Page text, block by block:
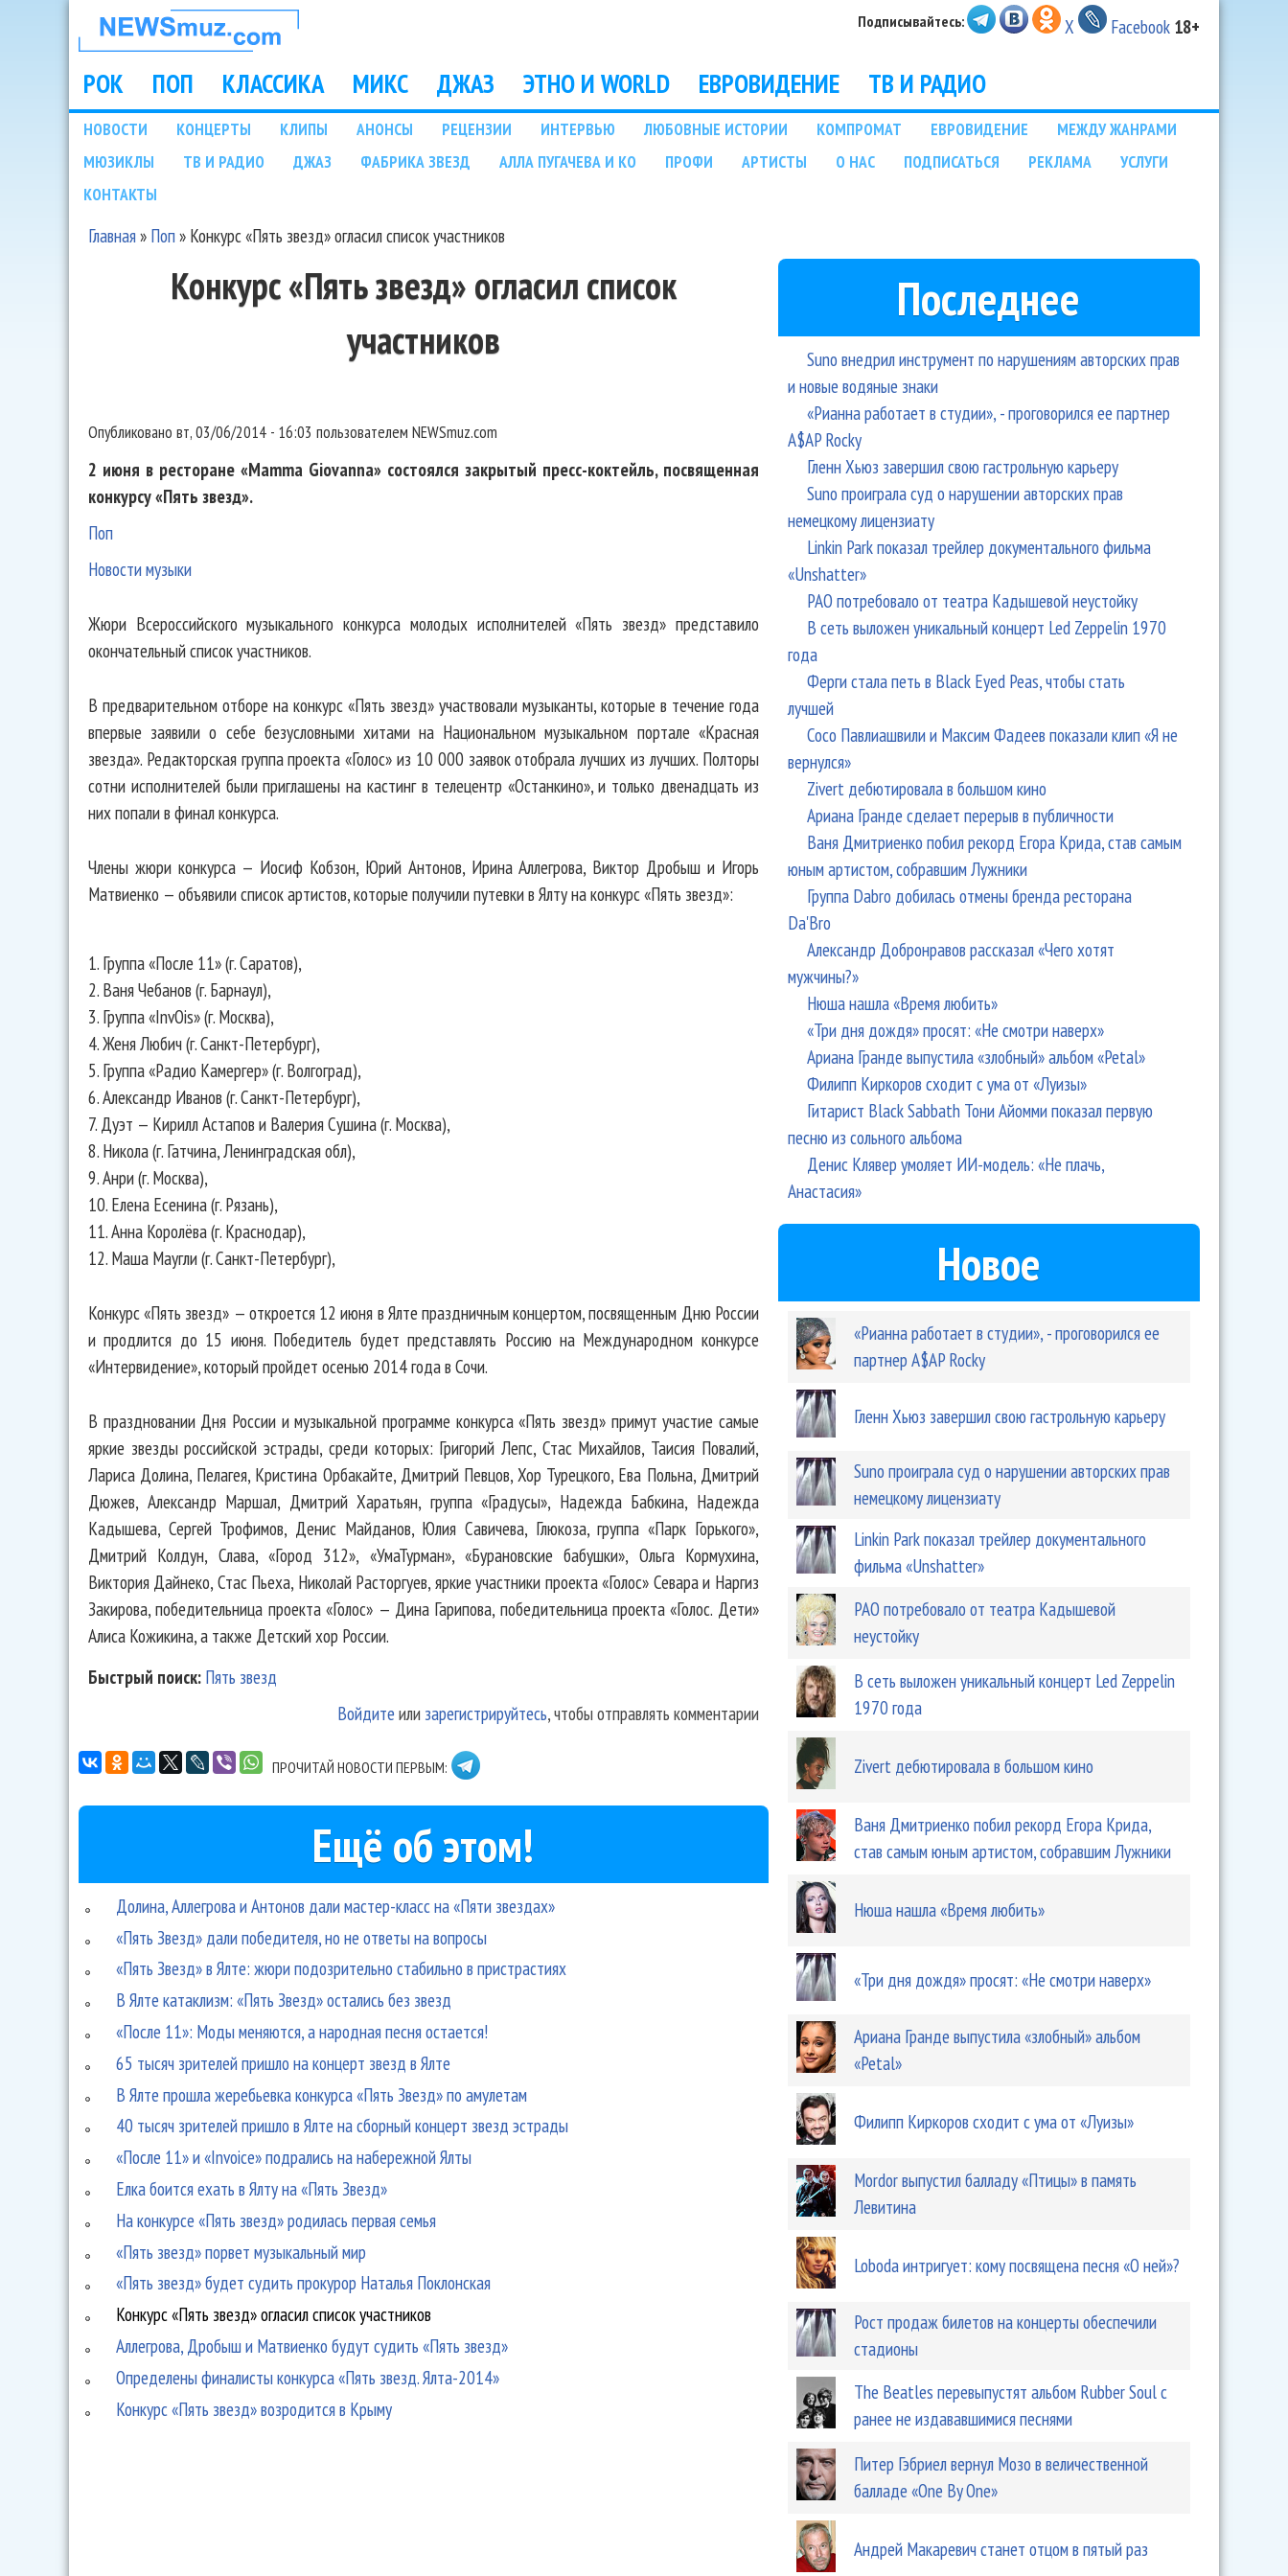
НОВОСТИ
МУЗЫКИ И
ШОУ БИЗНЕСА
NEWSMUZ.COM
Подписывайтесь: X Facebook 18+
Main menu
РОК ПОП КЛАССИКА МИКС ДЖАЗ ЭТНО И WORLD ЕВРОВИДЕНИЕ ТВ И РАДИО
Подразделы
НОВОСТИ КОНЦЕРТЫ КЛИПЫ АНОНСЫ РЕЦЕНЗИИ ИНТЕРВЬЮ ЛЮБОВНЫЕ ИСТОРИИ КОМПРОМАТ ЕВРОВИДЕНИЕ
МЕЖДУ ЖАНРАМИ
МЮЗИКЛЫ
ТВ И РАДИО ДЖАЗ ФАБРИКА ЗВЕЗД АЛЛА ПУГАЧЕВА И КО ПРОФИ АРТИСТЫ О НАС ПОДПИСАТЬСЯ РЕКЛАМА
УСЛУГИ
КОНТАКТЫ
Главная» Поп» Конкурс «Пять звезд» огласил список участников
Конкурс «Пять звезд» огласил список
участников
Опубликовано вт, 03/06/2014 - 16:03 пользователем NEWSmuz.com
2 июня в ресторане «Mamma Giovanna» состоялся закрытый пресс-коктейль, посвященная
конкурсу «Пять звезд».
Поп
Новости музыки
Жюри Всероссийского музыкального конкурса молодых исполнителей «Пять звезд» представило
окончательный список участников.
В предварительном отборе на конкурс «Пять звезд» участвовали музыканты, которые в течение года
впервые заявили о себе безусловными хитами на Национальном музыкальном портале «Красная
звезда». Редакторская группа проекта «Голос» из 10 000 заявок отобрала лучших из лучших. Полторы
сотни исполнителей были приглашены на кастинг в телецентр «Останкино», и только двенадцать из
них попали в финал конкурса.
Члены жюри конкурса — Иосиф Кобзон, Юрий Антонов, Ирина Аллегрова, Виктор Дробыш и Игорь
Матвиенко — объявили список артистов, которые получили путевки в Ялту на конкурс «Пять звезд»:
1. Группа «После 11» (г. Саратов),
2. Ваня Чебанов (г. Барнаул),
3. Группа «InvOis» (г. Москва),
4. Женя Любич (г. Санкт-Петербург),
5. Группа «Радио Камергер» (г. Волгоград),
6. Александр Иванов (г. Санкт-Петербург),
7. Дуэт — Кирилл Астапов и Валерия Сушина (г. Москва),
8. Никола (г. Гатчина, Ленинградская обл),
9. Анри (г. Москва),
10. Елена Есенина (г. Рязань),
11. Анна Королёва (г. Краснодар),
12. Маша Маугли (г. Санкт-Петербург),
Конкурс «Пять звезд» — откроется 12 июня в Ялте праздничным концертом, посвященным Дню России
и продлится до 15 июня. Победитель будет представлять Россию на Международном конкурсе
«Интервидение», который пройдет осенью 2014 года в Сочи.
В праздновании Дня России и музыкальной программе конкурса «Пять звезд» примут участие самые
яркие звезды российской эстрады, среди которых: Григорий Лепс, Стас Михайлов, Таисия Повалий,
Лариса Долина, Пелагея, Кристина Орбакайте, Дмитрий Певцов, Хор Турецкого, Ева Польна, Дмитрий
Дюжев, Александр Маршал, Дмитрий Харатьян, группа «Градусы», Надежда Бабкина, Надежда
Кадышева, Сергей Трофимов, Денис Майданов, Юлия Савичева, Глюкоза, группа «Парк Горького»,
Дмитрий Колдун, Слава, «Город 312», «УмаТурман», «Бурановские бабушки», Ольга Кормухина,
Виктория Дайнеко, Стас Пьеха, Николай Расторгуев, яркие участники проекта «Голос» Севара и Наргиз
Закирова, победительница проекта «Голос» — Дина Гарипова, победительница проекта «Голос. Дети»
Алиса Кожикина, а также Детский хор России.
Быстрый поиск: Пять звезд
Войдите или зарегистрируйтесь, чтобы отправлять комментарии
ПРОЧИТАЙ НОВОСТИ ПЕРВЫМ:
Ещё об этом!
Долина, Аллегрова и Антонов дали мастер-класс на «Пяти звездах»
«Пять Звезд» дали победителя, но не ответы на вопросы
«Пять Звезд» в Ялте: жюри подозрительно стабильно в пристрастиях
В Ялте катаклизм: «Пять Звезд» остались без звезд
«После 11»: Моды меняются, а народная песня остается!
65 тысяч зрителей пришло на концерт звезд в Ялте
В Ялте прошла жеребьевка конкурса «Пять Звезд» по амулетам
40 тысяч зрителей пришло в Ялте на сборный концерт звезд эстрады
«После 11» и «Invoice» подрались на набережной Ялты
Елка боится ехать в Ялту на «Пять Звезд»
На конкурсе «Пять звезд» родилась первая семья
«Пять звезд» порвет музыкальный мир
«Пять звезд» будет судить прокурор Наталья Поклонская
Конкурс «Пять звезд» огласил список участников
Аллегрова, Дробыш и Матвиенко будут судить «Пять звезд»
Определены финалисты конкурса «Пять звезд. Ялта-2014»
Конкурс «Пять звезд» возродится в Крыму
Последнее
Suno внедрил инструмент по нарушениям авторских прав
и новые водяные знаки
«Рианна работает в студии», - проговорился ее партнер
A$AP Rocky
Гленн Хьюз завершил свою гастрольную карьеру
Suno проиграла суд о нарушении авторских прав
немецкому лицензиату
Linkin Park показал трейлер документального фильма
«Unshatter»
РАО потребовало от театра Кадышевой неустойку
В сеть выложен уникальный концерт Led Zeppelin 1970
года
Ферги стала петь в Black Eyed Peas, чтобы стать
лучшей
Сосо Павлиашвили и Максим Фадеев показали клип «Я не
вернулся»
Zivert дебютировала в большом кино
Ариана Гранде сделает перерыв в публичности
Ваня Дмитриенко побил рекорд Егора Крида, став самым
юным артистом, собравшим Лужники
Группа Dabro добилась отмены бренда ресторана
Da'Bro
Александр Добронравов рассказал «Чего хотят
мужчины?»
Нюша нашла «Время любить»
«Три дня дождя» просят: «Не смотри наверх»
Ариана Гранде выпустила «злобный» альбом «Petal»
Филипп Киркоров сходит с ума от «Луизы»
Гитарист Black Sabbath Тони Айомми показал первую
песню из сольного альбома
Денис Клявер умоляет ИИ-модель: «Не плачь,
Анастасия»
Новое
«Рианна работает в студии», - проговорился ее
партнер A$AP Rocky
Гленн Хьюз завершил свою гастрольную карьеру
Suno проиграла суд о нарушении авторских прав
немецкому лицензиату
Linkin Park показал трейлер документального
фильма «Unshatter»
РАО потребовало от театра Кадышевой
неустойку
В сеть выложен уникальный концерт Led Zeppelin
1970 года
Zivert дебютировала в большом кино
Ваня Дмитриенко побил рекорд Егора Крида,
став самым юным артистом, собравшим Лужники
Нюша нашла «Время любить»
«Три дня дождя» просят: «Не смотри наверх»
Ариана Гранде выпустила «злобный» альбом
«Petal»
Филипп Киркоров сходит с ума от «Луизы»
Mordor выпустил балладу «Птицы» в память
Левитина
Loboda интригует: кому посвящена песня «О ней»?
Рост продаж билетов на концерты обеспечили
стадионы
The Beatles перевыпустят альбом Rubber Soul с
ранее не издававшимися песнями
Питер Гэбриел вернул Мозо в величественной
балладе «One By One»
Андрей Макаревич станет отцом в пятый раз